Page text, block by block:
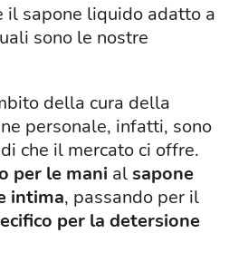
il sapone liquido adatto a
sono le nostre
della cura della
personale, infatti, sono
che il mercato ci offre.
per le mani alsapone
intima, passando per il
per la detersione